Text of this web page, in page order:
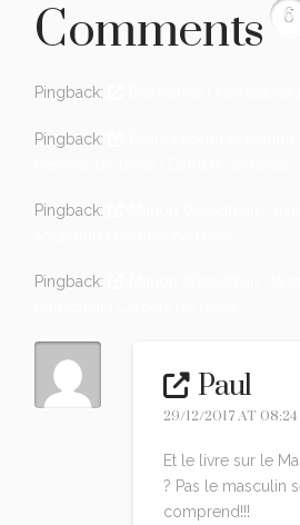
Comments 6
Pingback:
Pingback:
Pingback:
Pingback:
Paul
29/12/2017 AT 08:24
Et le livre sur le
? Pas le masculin
comprend!!!